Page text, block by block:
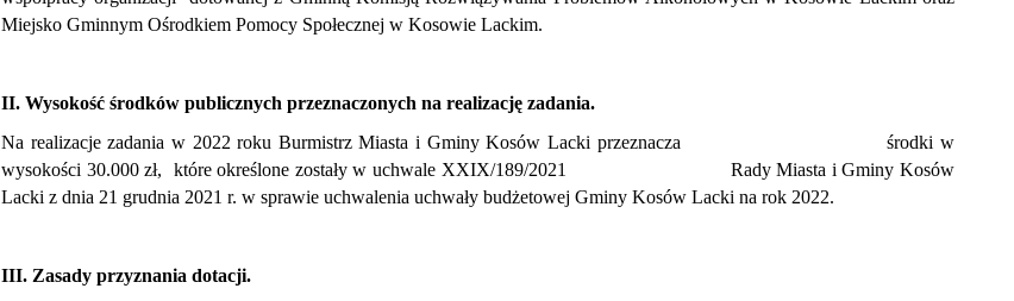
Miejsko Gminnym Ośrodkiem Pomocy Społecznej w Kosowie Lackim.
II. Wysokość środków publicznych przeznaczonych na realizację zadania.
Na realizacje zadania w 2022 roku Burmistrz Miasta i Gminy Kosów Lacki przeznacza środki w
wysokości 30.000 zł, które określone zostały w uchwale XXIX/189/2021 Rady Miasta i Gminy Kosów
Lacki z dnia 21 grudnia 2021 r. w sprawie uchwalenia uchwały budżetowej Gminy Kosów Lacki na rok 2022.
III. Zasady przyznania dotacji.